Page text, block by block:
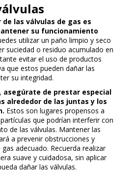
las válvulas de gas es
su funcionamiento
utilizar un paño limpio y seco
suciedad o residuo acumulado en
evitar el uso de productos
que estos pueden dañar las
su integridad.
asegúrate de prestar especial
alrededor de las juntas y los
Estos son lugares propensos a
que podrían interferir con
de las válvulas. Mantener las
a prevenir obstrucciones y
adecuado. Recuerda realizar
suave y cuidadosa, sin aplicar
dañar las válvulas.